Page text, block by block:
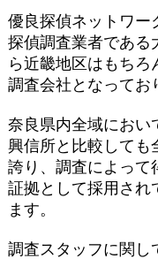
優良探偵ネットワー
探偵調査業者である
ら近畿地区はもち
調査会社となってお
奈良県内全域におい
興信所と比較しても
誇り、調査によって
証拠として採用され
ます。
調査スタッフに関し